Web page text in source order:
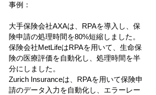
事例：
大手保険会社AXAは、RPAを導入し、保
険申請の処理時間を80%短縮しました。
保険会社MetLifeはRPAを用いて、生命保
険の医療評価を自動化し、処理時間を半
分にしました。
Zurich Insuranceは、RPAを用いて保険申
請のデータ入力を自動化し、エラーレー